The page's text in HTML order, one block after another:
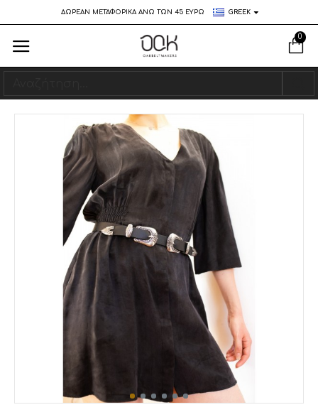
ΔΩΡΕΑΝ ΜΕΤΑΦΟΡΙΚΑ ΑΝΩ ΤΩΝ 45 ΕΥΡΩ GREEK
0